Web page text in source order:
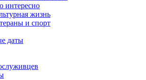
интересно
жизнь
и спорт
даты